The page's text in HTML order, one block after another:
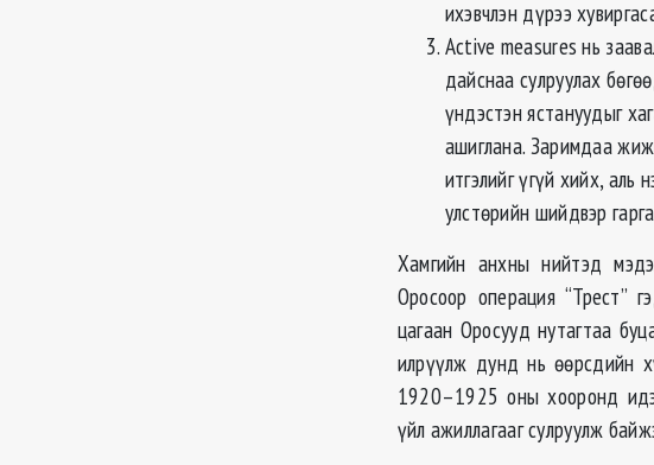
ихэвчлэн дүрээ
Active measures нь
дайснаа сулруулах
үндэстэн ястануудыг
ашиглана. Заримдаа
итгэлийг үгүй хийх, аль
улстөрийн шийдвэр
Хамгийн анхны нийтэд
Оросоор операция “Трест”
цагаан Оросууд нутагтаа
илрүүлж дунд нь өөрсдийн
1920–1925 оны хооронд
үйл ажиллагааг сулруулж